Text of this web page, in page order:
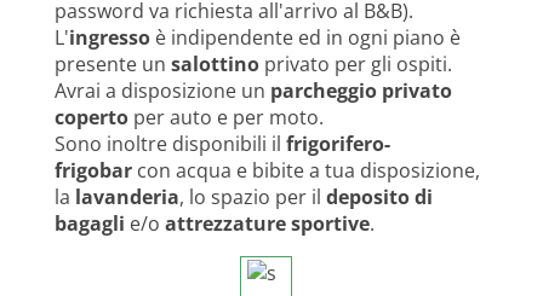
password va richiesta all'arrivo al B&B).
L'ingresso è indipendente ed in ogni piano è
presente un salottino privato per gli ospiti.
Avrai a disposizione un parcheggio privato
coperto per auto e per moto.
Sono inoltre disponibili il frigorifero-
frigobar con acqua e bibite a tua disposizione,
la lavanderia, lo spazio per il deposito di
bagagli e/o attrezzature sportive.